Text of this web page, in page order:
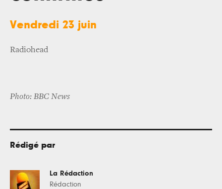
Vendredi 23 juin
Radiohead
Photo: BBC News
Rédigé par
La Rédaction
Rédaction